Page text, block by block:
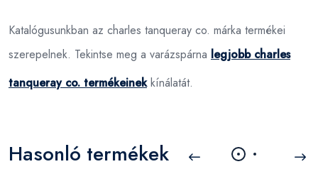
Katalógusunkban az charles tanqueray co. márka termékei
szerepelnek. Tekintse meg a varázspárna legjobb charles
tanqueray co. termékeinekkínálatát.
Hasonló termékek